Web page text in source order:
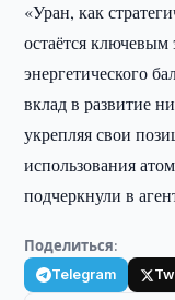
«Уран, как
остаётся ключевым
энергетического
вклад в развитие
укрепляя свои
использования
подчеркнули в
Поделиться:
Telegram